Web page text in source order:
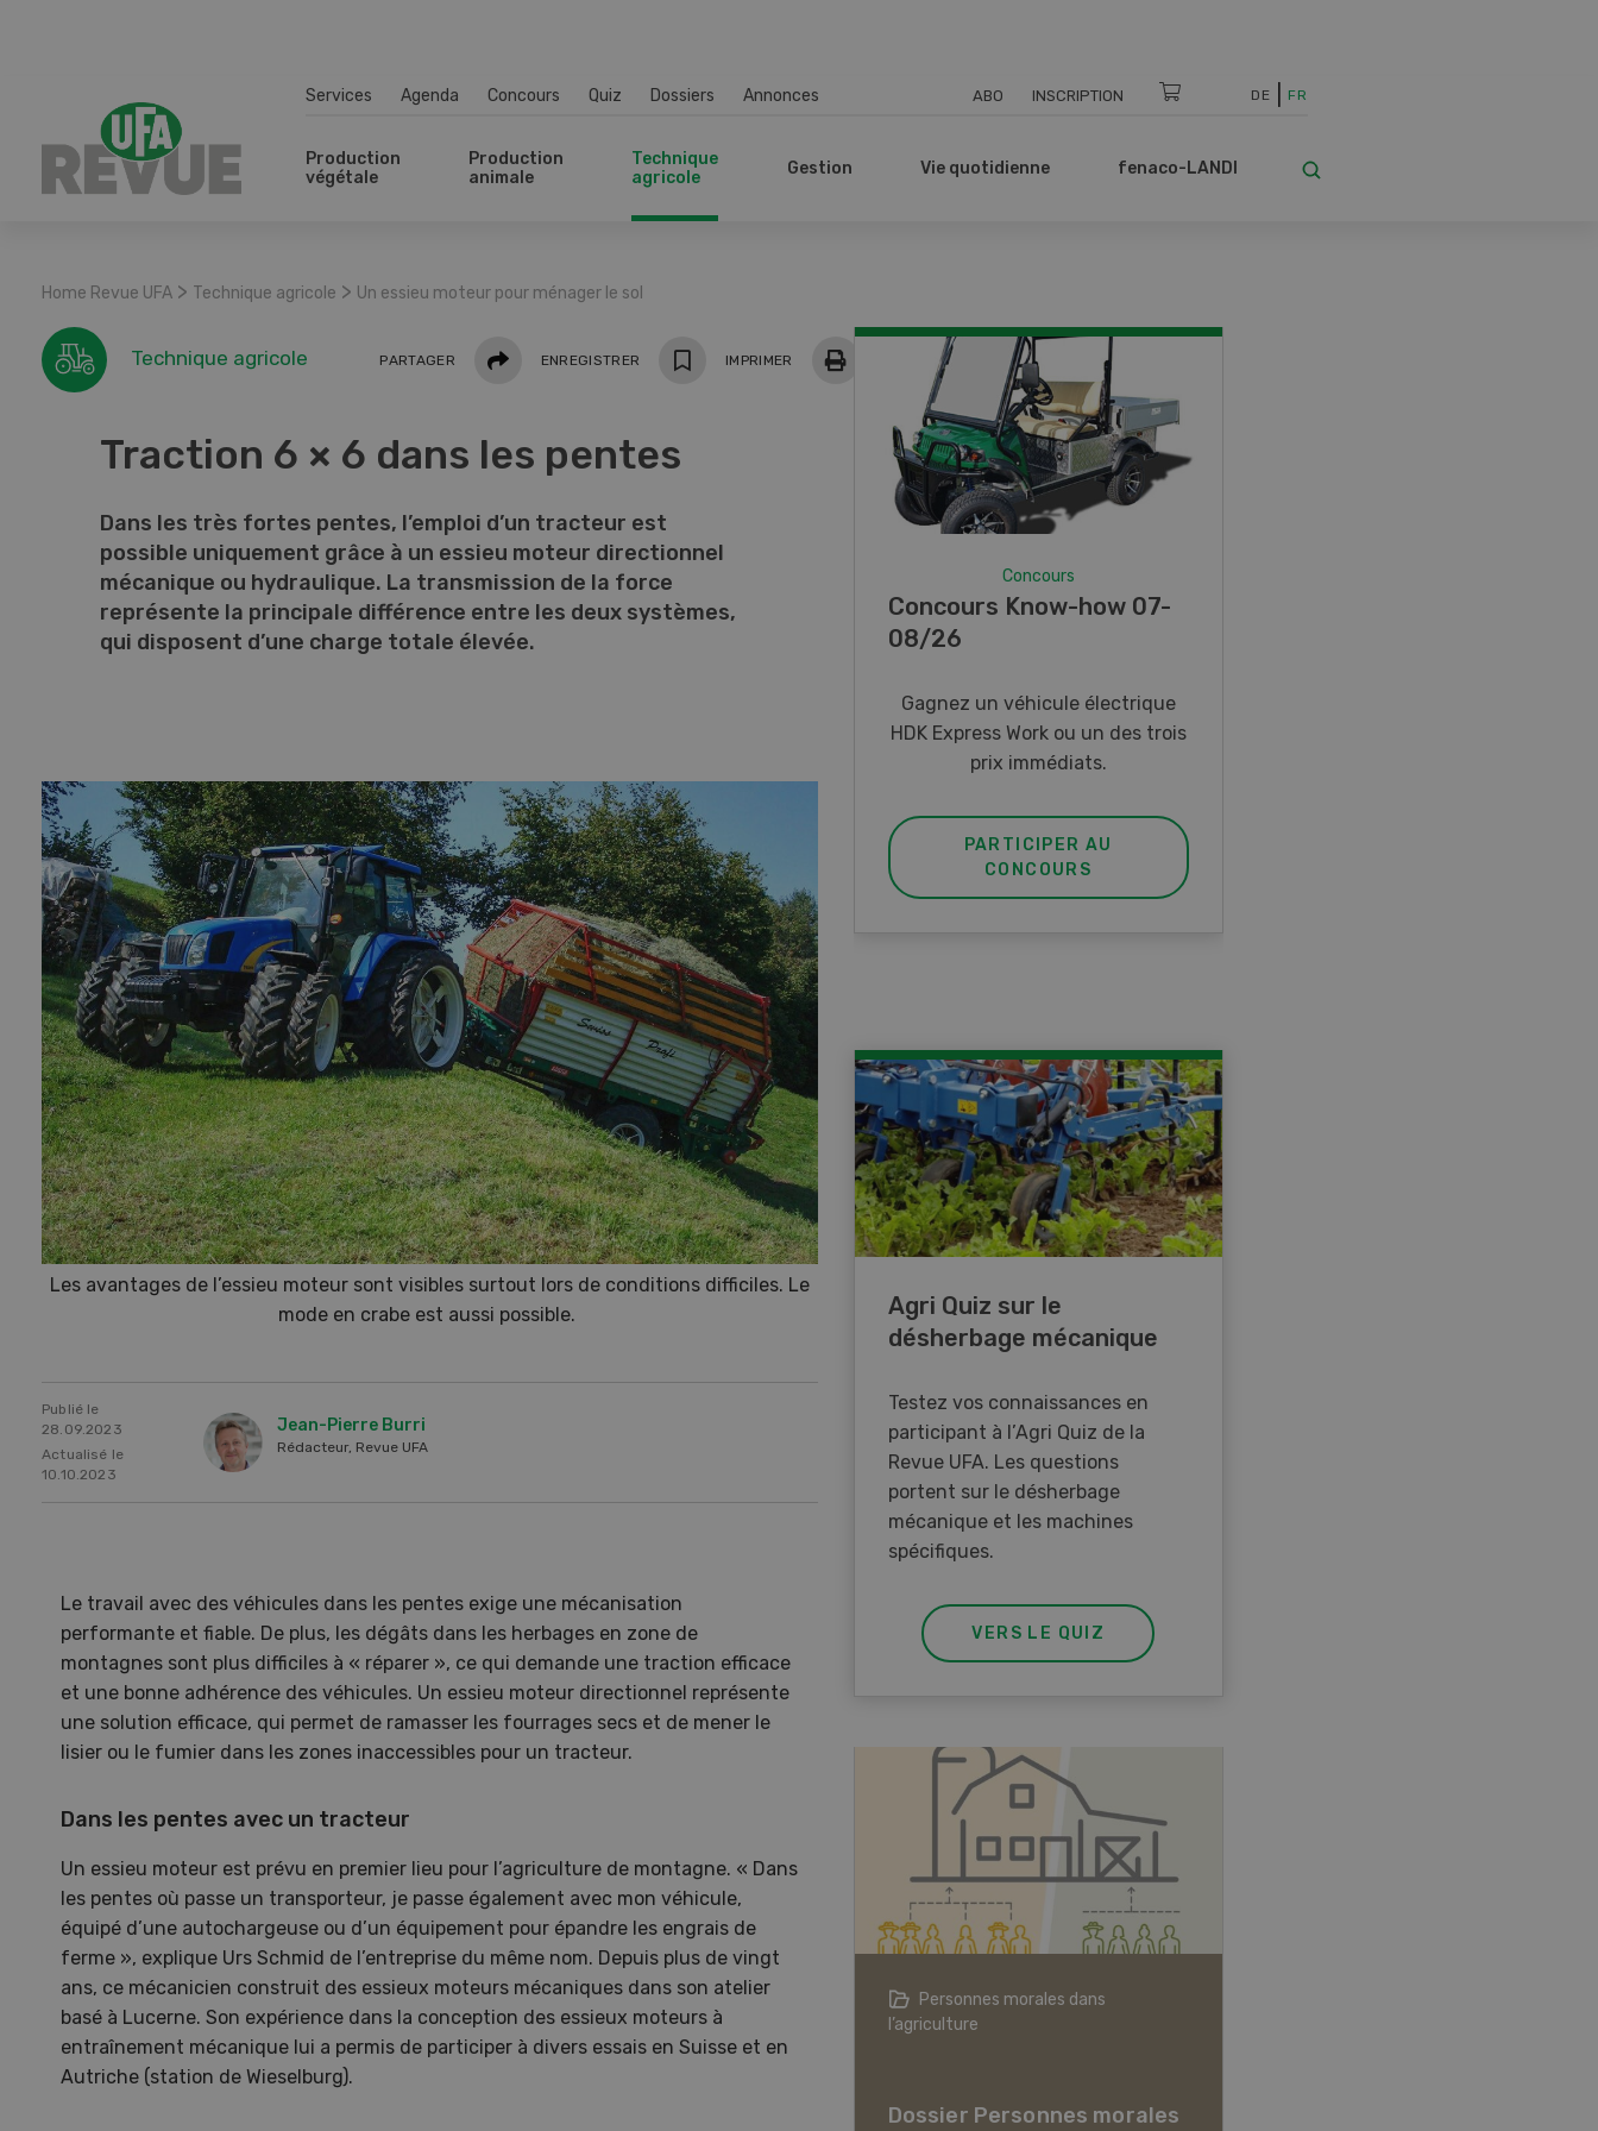
Services Agenda Concours Quiz Dossiers Annonces ABO INSCRIPTION DE FR
Production
végétale
Production
animale
Technique
agricole
Gestion Vie quotidienne fenaco-LANDI
Home Revue UFA > Technique agricole > Un essieu moteur pour ménager le sol
Technique agricole PARTAGER PartagerENREGISTRER IMPRIMER
Traction 6 × 6 dans les pentes
Dans les très fortes pentes, l’emploi d’un tracteur est
possible uniquement grâce à un essieu moteur directionnel
mécanique ou hydraulique. La transmission de la force
représente la principale différence entre les deux systèmes,
qui disposent d’une charge totale élevée.
Les avantages de l’essieu moteur sont visibles surtout lors de conditions difficiles. Le
mode en crabe est aussi possible.
Publié le
28.09.2023
Actualisé le
10.10.2023
Jean-Pierre Burri
Rédacteur, Revue UFA
Le travail avec des véhicules dans les pentes exige une mécanisation
performante et fiable. De plus, les dégâts dans les herbages en zone de
montagnes sont plus difficiles à « réparer », ce qui demande une traction efficace
et une bonne adhérence des véhicules. Un essieu moteur directionnel représente
une solution efficace, qui permet de ramasser les fourrages secs et de mener le
lisier ou le fumier dans les zones inaccessibles pour un tracteur.
Dans les pentes avec un tracteur
Un essieu moteur est prévu en premier lieu pour l’agriculture de montagne. « Dans
les pentes où passe un transporteur, je passe également avec mon véhicule,
équipé d’une autochargeuse ou d’un équipement pour épandre les engrais de
ferme », explique Urs Schmid de l’entreprise du même nom. Depuis plus de vingt
ans, ce mécanicien construit des essieux moteurs mécaniques dans son atelier
basé à Lucerne. Son expérience dans la conception des essieux moteurs à
entraînement mécanique lui a permis de participer à divers essais en Suisse et en
Autriche (station de Wieselburg).
Concours
Concours Know-how 07-
08/26
Gagnez un véhicule électrique
HDK Express Work ou un des trois
prix immédiats.
PARTICIPER AU
CONCOURS
Agri Quiz sur le
désherbage mécanique
Testez vos connaissances en
participant à l’Agri Quiz de la
Revue UFA. Les questions
portent sur le désherbage
mécanique et les machines
spécifiques.
VERS LE QUIZ
Une ferme entre de nouvelles
mains
L’agriculture à l’ère du changement
climatique
Personnes morales dans
l’agriculture
Dossier Personnes morales